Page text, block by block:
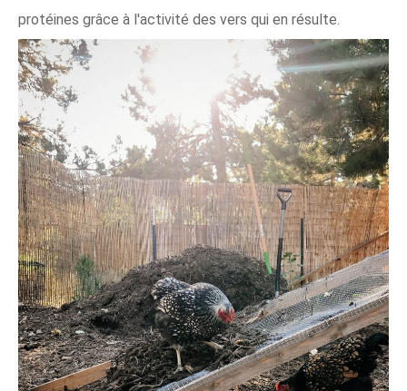
protéines grâce à l'activité des vers qui en résulte.